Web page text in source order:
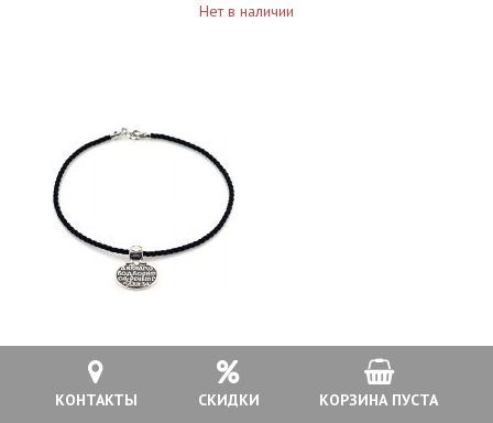
КОНТАКТЫ СКИДКИ КОРЗИНА ПУСТА
Нет в наличии
Браслет серебряный женский 925 проба Псалом 90, арт
прБР-042